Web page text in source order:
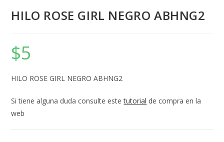
HILO ROSE GIRL NEGRO ABHNG2
$5
HILO ROSE GIRL NEGRO ABHNG2
Si tiene alguna duda consulte estetutorial de compra en la
web